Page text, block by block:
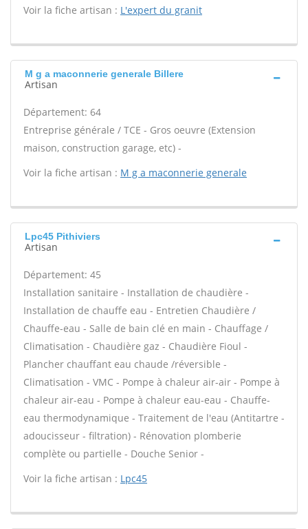
Voir la fiche artisan : L'expert du granit
M g a maconnerie generale Billere
Artisan
Département: 64
Entreprise générale / TCE - Gros oeuvre (Extension
maison, construction garage, etc) -
Voir la fiche artisan : M g a maconnerie generale
Lpc45 Pithiviers
Artisan
Département: 45
Installation sanitaire - Installation de chaudière -
Installation de chauffe eau - Entretien Chaudière /
Chauffe-eau - Salle de bain clé en main - Chauffage /
Climatisation - Chaudière gaz - Chaudière Fioul -
Plancher chauffant eau chaude /réversible -
Climatisation - VMC - Pompe à chaleur air-air - Pompe à
chaleur air-eau - Pompe à chaleur eau-eau - Chauffe-
eau thermodynamique - Traitement de l'eau (Antitartre -
adoucisseur - filtration) - Rénovation plomberie
complète ou partielle - Douche Senior -
Voir la fiche artisan : Lpc45